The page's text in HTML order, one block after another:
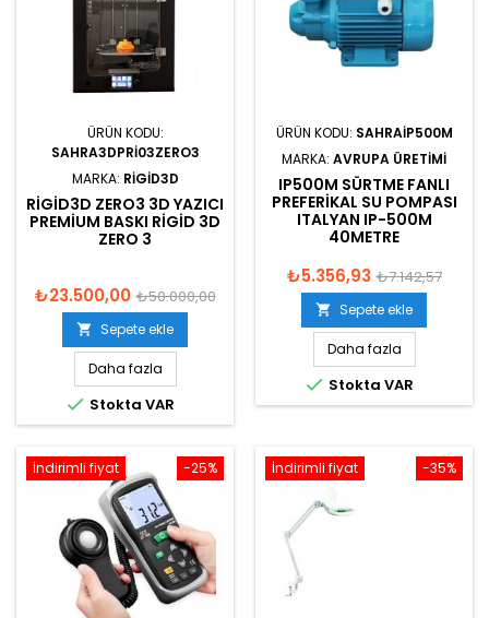
ÜRÜN KODU:
SAHRA3DPRI03ZERO3
MARKA: RIGID3D
RIGID3D ZERO3 3D YAZICI
PREMIUM BASKI RIGID 3D
ZERO 3
₺23.500,00 ₺50.000,00
 Sepete ekle
Daha fazla
 Stokta VAR
ÜRÜN KODU: SAHRAIP500M
MARKA: AVRUPA ÜRETIMI
IP500M SÜRTME FANLI
PREFERIKAL SU POMPASI
ITALYAN IP-500M
40METRE
₺5.356,93 ₺7.142,57
 Sepete ekle
Daha fazla
 Stokta VAR
-25%
İndirimli fiyat -35%
İndirimli fiyat